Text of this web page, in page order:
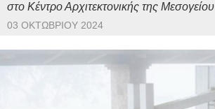
στο Κέντρο Αρχιτεκτονικής της Μεσογείου
03 ΟΚΤΩΒΡΊΟΥ 2024